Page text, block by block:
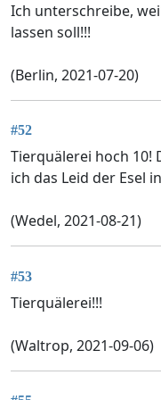
Ich unterschreibe,
lassen soll!!!
(Berlin, 2021-07-20)
#52
Tierquälerei hoch 10!
ich das Leid der Esel
(Wedel, 2021-08-21)
#53
Tierquälerei!!!
(Waltrop, 2021-09-06)